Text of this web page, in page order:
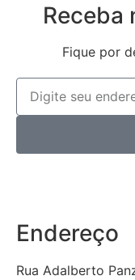
Receba
Fique por
Endereço
Rua Adalberto